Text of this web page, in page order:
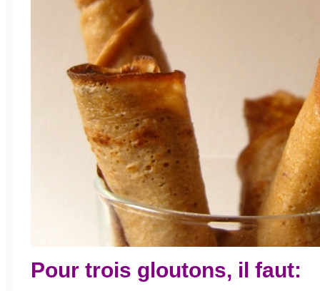
Pour trois gloutons, il faut: